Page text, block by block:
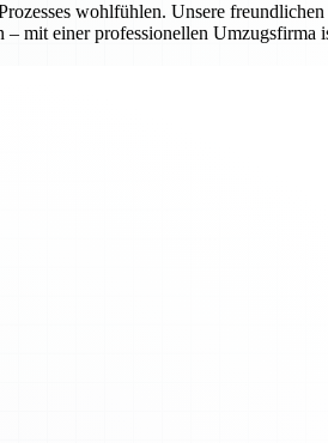
wohlfühlen. Unsere
mit einer professionellen Umzugsfirma